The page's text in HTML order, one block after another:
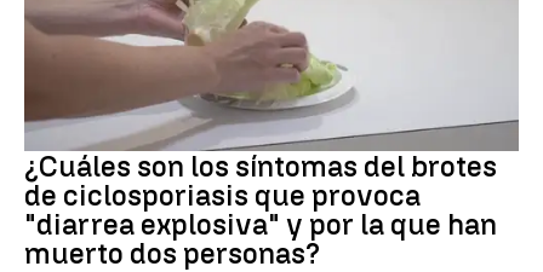
Brote
¿Cuáles son los síntomas del brotes
de ciclosporiasis que provoca
"diarrea explosiva" y por la que han
muerto dos personas?